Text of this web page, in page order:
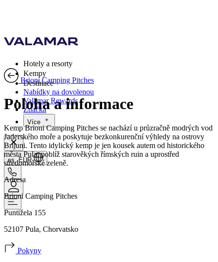
Hotely a resorty
Kempy
Destinace
Nabídky na dovolenou
Valamar Rewards
Značka
Více
cs, EUR
Brioni Camping Pitches
Poloha a informace
Kemp Brioni Camping Pitches se nachází u průzračně modrých vod
Jaderského moře a poskytuje bezkonkurenční výhledy na ostrovy
Brijuni. Tento idylický kemp je jen kousek autem od historického
města Pula, poblíž starověkých římských ruin a uprostřed
středomořské zeleně.
Adresa
Brioni Camping Pitches
Puntižela 155
52107 Pula, Chorvatsko
Pokyny